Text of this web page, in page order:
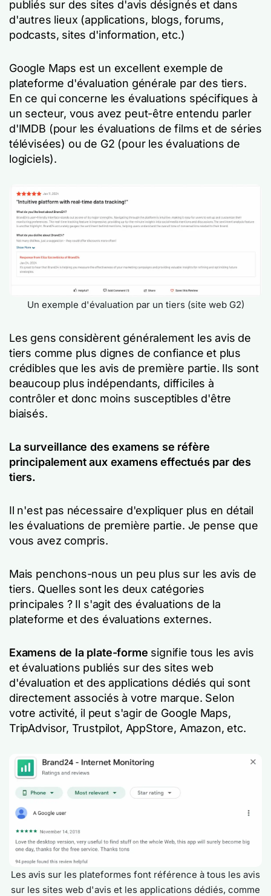
publiés sur des sites d'avis désignés et dans
d'autres lieux (applications, blogs, forums,
podcasts, sites d'information, etc.)
Google Maps est un excellent exemple de
plateforme d'évaluation générale par des tiers.
En ce qui concerne les évaluations spécifiques à
un secteur, vous avez peut-être entendu parler
d'IMDB (pour les évaluations de films et de séries
télévisées) ou de G2 (pour les évaluations de
logiciels).
Un exemple d'évaluation par un tiers (site web G2)
Les gens considèrent généralement les avis de
tiers comme plus dignes de confiance et plus
crédibles que les avis de première partie. Ils sont
beaucoup plus indépendants, difficiles à
contrôler et donc moins susceptibles d'être
biaisés.
La surveillance des examens se réfère
principalement aux examens effectués par des
tiers.
Il n'est pas nécessaire d'expliquer plus en détail
les évaluations de première partie. Je pense que
vous avez compris.
Mais penchons-nous un peu plus sur les avis de
tiers. Quelles sont les deux catégories
principales ? Il s'agit des évaluations de la
plateforme et des évaluations externes.
Examens de la plate-forme signifie tous les avis
et évaluations publiés sur des sites web
d'évaluation et des applications dédiés qui sont
directement associés à votre marque. Selon
votre activité, il peut s'agir de Google Maps,
TripAdvisor, Trustpilot, AppStore, Amazon, etc.
Les avis sur les plateformes font référence à tous les avis
sur les sites web d'avis et les applications dédiés, comme